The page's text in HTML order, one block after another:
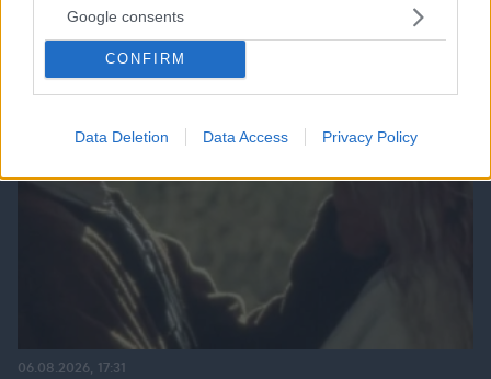
Google consents
CONFIRM
Data Deletion Data Access Privacy Policy
06.08.2026, 17:31